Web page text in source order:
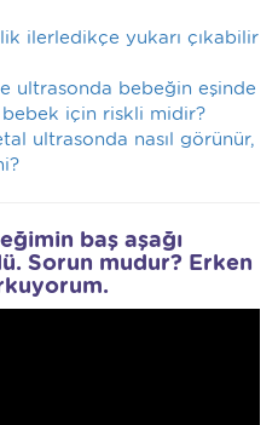
ilerledikçe yukarı çıkabilir
ultrasonda bebeğin eşinde
için riskli midir?
ultrasonda nasıl görünür,
baş aşağı
Sorun mudur? Erken